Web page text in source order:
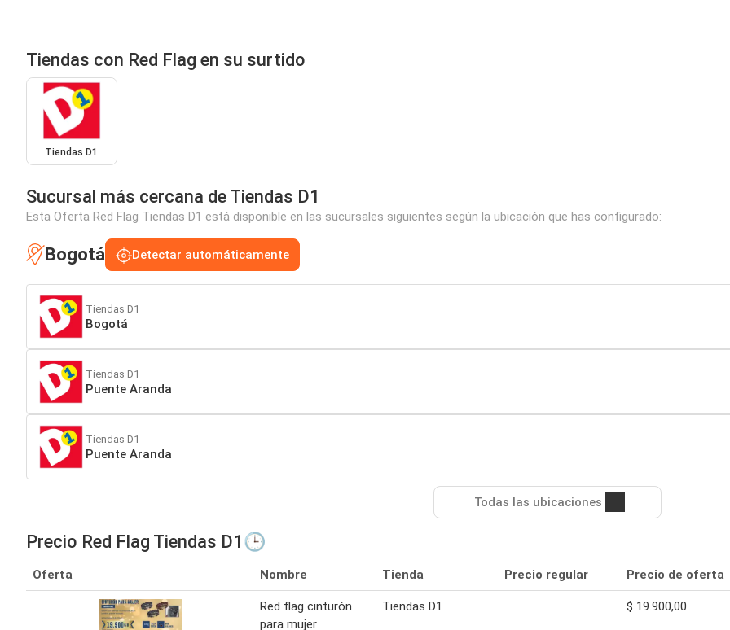
Tiendas con Red Flag en su surtido
Tiendas D1
Sucursal más cercana de Tiendas D1
Esta Oferta Red Flag Tiendas D1 está disponible en las sucursales siguientes según la ubicación que has configurado:
Bogotá Detectar automáticamente
Tiendas D1
Bogotá
Tiendas D1
Puente Aranda
Tiendas D1
Puente Aranda
Todas las ubicaciones
Precio Red Flag Tiendas D1🕒
Oferta Nombre Tienda Precio regular Precio de oferta
Red flag cinturón
para mujer
Tiendas D1 $ 19.900,00